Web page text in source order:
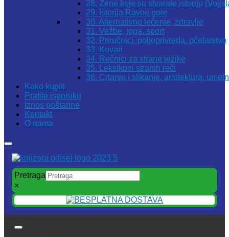
28. Žene koje su stvarale istoriju
29. Istorija Ravne gore
30. Alternativno lečenje, zdravlje
31. Vežbe, joga, sport
32. Priručnici, poljoprivreda, pčelarstvo
33. Kuvari
34. Rečnici za strane jezike
35. Leksikoni stranih reči
36. Crtanje i slikanje, arhitektura,
Kako kupiti
Pratite isporuku
Iznos poštarine
Kontakt
O nama
Pretraga
×